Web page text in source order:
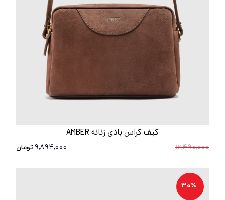
کیف کراس بادی زنانه AMBER
16,490,000
9,894,000تومان
30%